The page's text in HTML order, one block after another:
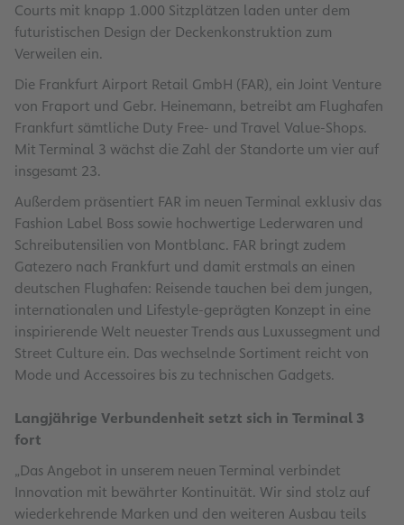
Courts mit knapp 1.000 Sitzplätzen laden unter dem
futuristischen Design der Deckenkonstruktion zum
Verweilen ein.
Die Frankfurt Airport Retail GmbH (FAR), ein Joint Venture
von Fraport und Gebr. Heinemann, betreibt am Flughafen
Frankfurt sämtliche Duty Free- und Travel Value-Shops.
Mit Terminal 3 wächst die Zahl der Standorte um vier auf
insgesamt 23.
Außerdem präsentiert FAR im neuen Terminal exklusiv das
Fashion Label Boss sowie hochwertige Lederwaren und
Schreibutensilien von Montblanc. FAR bringt zudem
Gatezero nach Frankfurt und damit erstmals an einen
deutschen Flughafen: Reisende tauchen bei dem jungen,
internationalen und Lifestyle-geprägten Konzept in eine
inspirierende Welt neuester Trends aus Luxussegment und
Street Culture ein. Das wechselnde Sortiment reicht von
Mode und Accessoires bis zu technischen Gadgets.
Langjährige Verbundenheit setzt sich in Terminal 3
fort
„Das Angebot in unserem neuen Terminal verbindet
Innovation mit bewährter Kontinuität. Wir sind stolz auf
wiederkehrende Marken und den weiteren Ausbau teils